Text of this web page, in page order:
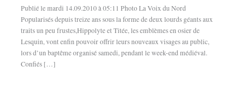
Publié le mardi 14.09.2010 à 05:11 Photo La Voix du Nord
Popularisés depuis treize ans sous la forme de deux lourds géants aux
traits un peu frustes,Hippolyte et Titée, les emblèmes en osier de
Lesquin, vont enfin pouvoir offrir leurs nouveaux visages au public,
lors d’un baptême organisé samedi, pendant le week-end médiéval.
Confiés […]